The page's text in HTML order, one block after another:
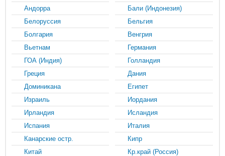
Андорра
Бали (Индонезия)
Белоруссия
Бельгия
Болгария
Венгрия
Вьетнам
Германия
ГОА (Индия)
Голландия
Греция
Дания
Доминикана
Египет
Израиль
Иордания
Ирландия
Исландия
Испания
Италия
Канарские остр.
Кипр
Китай
Кр.край (Россия)